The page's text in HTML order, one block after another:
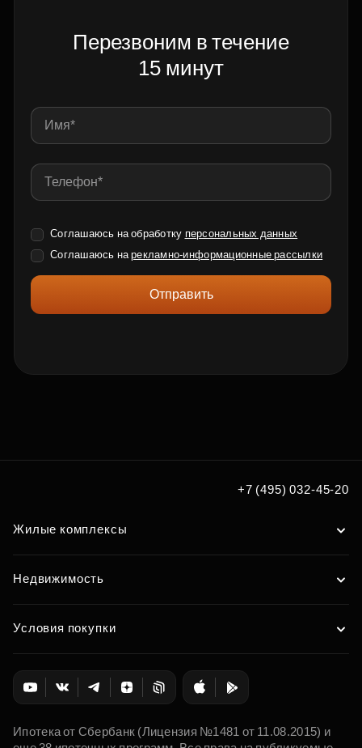
Перезвоним в течение
15 минут
Соглашаюсь на обработку персональных данных
Соглашаюсь нарекламно-информационные рассылки
Отправить
+7 (495) 032-45-20
Жилые комплексы
Недвижимость
Условия покупки
Ипотека от Сбербанк (Лицензия №1481 от 11.08.2015) и